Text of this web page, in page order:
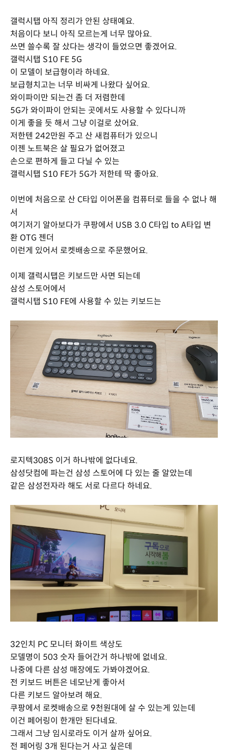
갤럭시탭 아직 정리가 안된 상태예요.
처음이다 보니 아직 모르는게 너무 많아요.
쓰면 쓸수록 잘 샀다는 생각이 들었으면 좋겠어요.
갤럭시탭 S10 FE 5G
이 모델이 보급형이라 하네요.
보급형치고는 너무 비싸게 나왔다 싶어요.
와이파이만 되는건 좀 더 저렴한데
5G가 와이파이 안되는 곳에서도 사용할 수 있다니까
이게 좋을 듯 해서 그냥 이걸로 샀어요.
저한텐 242만원 주고 산 새컴퓨터가 있으니
이젠 노트북은 살 필요가 없어졌고
손으로 편하게 들고 다닐 수 있는
갤럭시탭 S10 FE가 5G가 저한테 딱 좋아요.
이번에 처음으로 산 C타입 이어폰을 컴퓨터로 들을 수 없나 해
서
여기저기 알아보다가 쿠팡에서 USB 3.0 C타입 to A타입 변
환 OTG 젠더
이런게 있어서 로켓배송으로 주문했어요.
이제 갤럭시탭은 키보드만 사면 되는데
삼성 스토어에서
갤럭시탭 S10 FE에 사용할 수 있는 키보드는
로지텍308S 이거 하나밖에 없다네요.
삼성닷컴에 파는건 삼성 스토어에 다 있는 줄 알았는데
같은 삼성전자라 해도 서로 다르다 하네요.
32인치 PC 모니터 화이트 색상도
모델명이 503 숫자 들어간거 하나밖에 없네요.
나중에 다른 삼성 매장에도 가봐야겠어요.
전 키보드 버튼은 네모난게 좋아서
다른 키보드 알아보려 해요.
쿠팡에서 로켓배송으로 9천원대에 살 수 있는게 있는데
이건 페어링이 한개만 된다네요.
그래서 그냥 임시로라도 이거 살까 싶어요.
전 페어링 3개 된다는거 사고 싶은데